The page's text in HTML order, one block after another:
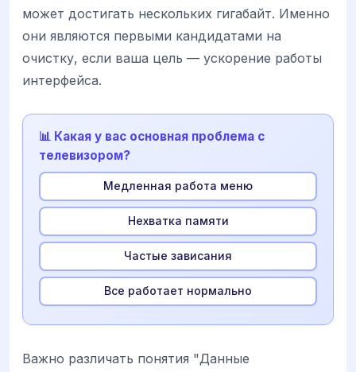
может достигать нескольких гигабайт. Именно
они являются первыми кандидатами на
очистку, если ваша цель — ускорение работы
интерфейса.
📊 Какая у вас основная проблема с
телевизором?
Медленная работа меню
Нехватка памяти
Частые зависания
Все работает нормально
Важно различать понятия "Данные